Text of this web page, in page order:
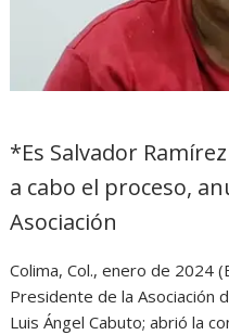
*Es Salvador
a cabo el proceso,
Asociación
Colima, Col., enero de 2024
Presidente de la Asociación
Luis Ángel Cabuto; abrió la